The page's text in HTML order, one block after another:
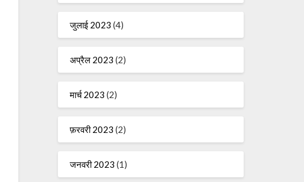
जुलाई 2023 (4)
अप्रैल 2023 (2)
मार्च 2023 (2)
फ़रवरी 2023 (2)
जनवरी 2023 (1)